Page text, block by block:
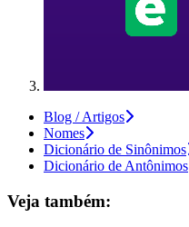
Blog / Artigos
Nomes
Dicionário de Sinônimos
Dicionário de Antônimos
Veja também: